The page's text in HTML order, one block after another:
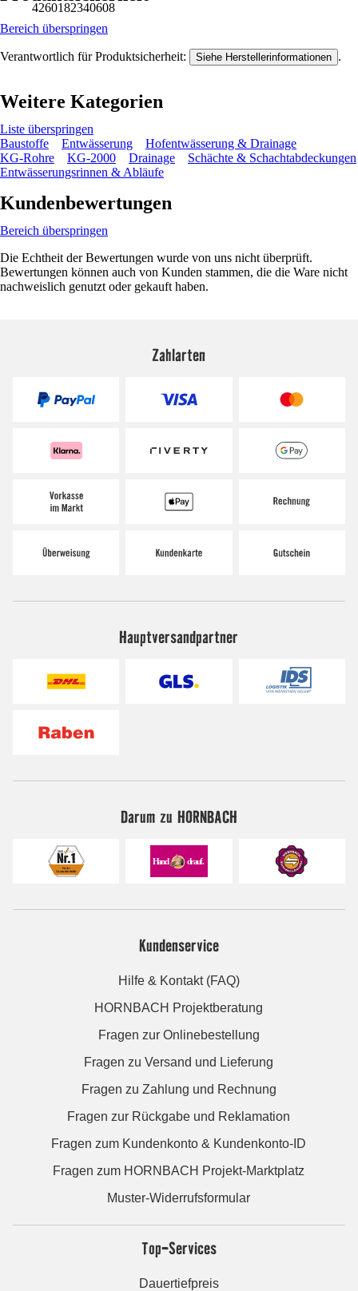
4260182340608
Bereich überspringen
Verantwortlich für Produktsicherheit: Siehe Herstellerinformationen .
Weitere Kategorien
Liste überspringen
Baustoffe
Entwässerung
Hofentwässerung & Drainage
KG-Rohre
KG-2000 Drainage
Schächte & Schachtabdeckungen
Entwässerungsrinnen & Abläufe
Kundenbewertungen
Bereich überspringen
Die Echtheit der Bewertungen wurde von uns nicht überprüft.
Bewertungen können auch von Kunden stammen, die die Ware nicht
nachweislich genutzt oder gekauft haben.
Zahlarten
Hauptversandpartner
Darum zu HORNBACH
Kundenservice
Hilfe & Kontakt (FAQ)
HORNBACH Projektberatung
Fragen zur Onlinebestellung
Fragen zu Versand und Lieferung
Fragen zu Zahlung und Rechnung
Fragen zur Rückgabe und Reklamation
Fragen zum Kundenkonto & Kundenkonto-ID
Fragen zum HORNBACH Projekt-Marktplatz
Muster-Widerrufsformular
Top-Services
Dauertiefpreis